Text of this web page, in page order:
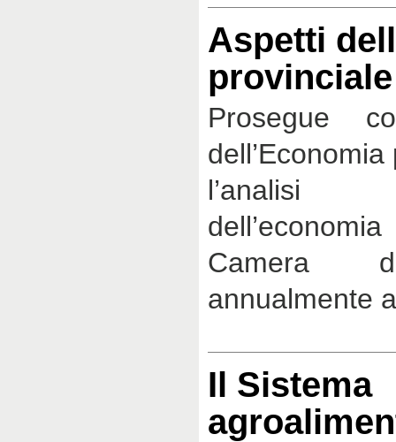
Aspetti
Prosegue
l’analisi
Camera
annualmente
Il Sistema